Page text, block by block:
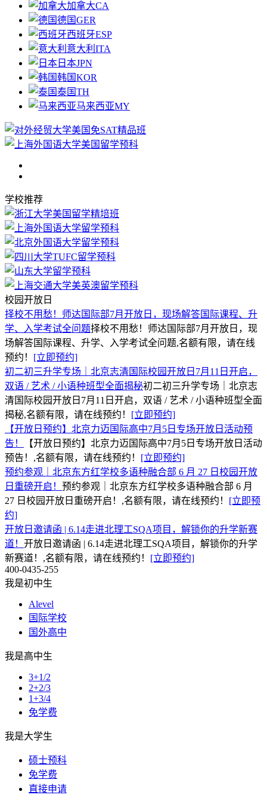
加拿大CA
德国GER
西班牙ESP
意大利 ITA
日本JPN
韩国KOR
泰国TH
马来西亚MY
学校推荐
校园开放日
择校不用愁！师达国际部7月开放日，现场解答国际课程、升
学、入学考试全问题择校不用愁！师达国际部7月开放日，现
场解答国际课程、升学、入学考试全问题,名额有限，请在线
预约！ [立即预约]
初二初三升学专场｜北京志清国际校园开放日7月11日开启，
双语 / 艺术 / 小语种班型全面揭秘初二初三升学专场｜北京志
清国际校园开放日7月11日开启，双语 / 艺术 / 小语种班型全面
揭秘,名额有限，请在线预约！ [立即预约]
【开放日预约】北京力迈国际高中7月5日专场开放日活动预
告！
【开放日预约】北京力迈国际高中7月5日专场开放日活动
预告！,名额有限，请在线预约！ [立即预约]
预约参观｜北京东方红学校多语种融合部 6 月 27 日校园开放
日重磅开启！ 预约参观｜北京东方红学校多语种融合部 6 月
27 日校园开放日重磅开启！,名额有限，请在线预约！ [立即预
约]
开放日邀请函 | 6.14走进北理工SQA项目，解锁你的升学新赛
道！ 开放日邀请函 | 6.14走进北理工SQA项目，解锁你的升学
新赛道！,名额有限，请在线预约！ [立即预约]
400-0435-255
我是初中生
Alevel
国际学校
国外高中
我是高中生
3+1/2
2+2/3
1+3/4
免学费
我是大学生
硕士预科
免学费
直接申请